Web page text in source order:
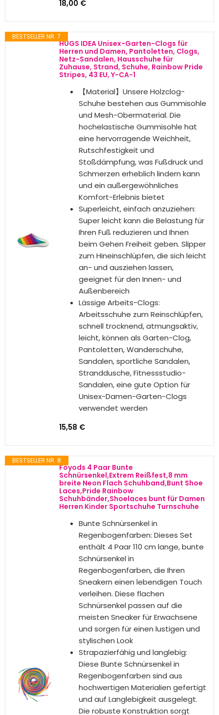
Kuiaobaty Herren-Turnschuhe,
rutschfest, lässig, Laufschuhe,
Farbkunst, atmungsaktiv, athletisch,
Walking-Sneaker mit Memory-Schaum,
Rainbow Pride, 42 EU
Atmungsaktiv und bequem: Mesh-
Obermaterial + EVA-Sohle,
Premium-Strick-Obermaterial und
atmungsaktives Mesh-
Innenmaterial. Hautfreundliches
Material bietet große
Atmungsaktivität, um die Füße
trocken zu halten, nicht zu
schwitzen und angenehm zu
tragen, wenn Sie laufen oder
gehen. EVA-Sohle sorgt dafür,
dass die Schuhe leicht, langlebig
und rutschfest sind, bietet
abriebfeste Leistung, verhindert
Verrutschen und Verletzungen.
Tolles Design: 2 cm hohe Ferse,
flache und Getriebe-Sohle bietet
Rutschfestigkeit. Zungen-Mesh-
Panel-Design erhöht die
Atmungsaktivität erheblich. Die
dicke Zehenkappe schützt Ihre
Zehen die ganze Zeit und ist daher
sehr geeignet für den Innen- und
Außenbereich.
Vielseitig einsetzbar: Dieser lässige
Sneaker eignet sich für Indoor- und
Outdoor-Aktivitäten im Frühling,
Sommer, Herbst und Winter.
Perfekt für jede Freizeitkleidung,
Damen, Teenager, Mädchen,
Fitnessstudio, Outdoor-Sport,
Fitness, Laufen, athletisch, Reisen,
Freizeitarbeit, lange Steharbeit.
18,00 €
HUGS IDEA Unisex-Garten-Clogs für
Herren und Damen, Pantoletten, Clogs,
Netz-Sandalen, Hausschuhe für
Zuhause, Strand, Schuhe, Rainbow Pride
Stripes, 43 EU, Y-CA-1
【Material】Unsere Holzclog-
Schuhe bestehen aus Gummisohle
und Mesh-Obermaterial. Die
hochelastische Gummisohle hat
eine hervorragende Weichheit,
Rutschfestigkeit und
Stoßdämpfung, was Fußdruck und
Schmerzen erheblich lindern kann
und ein außergewöhnliches
Komfort-Erlebnis bietet
Superleicht, einfach anzuziehen:
Super leicht kann die Belastung für